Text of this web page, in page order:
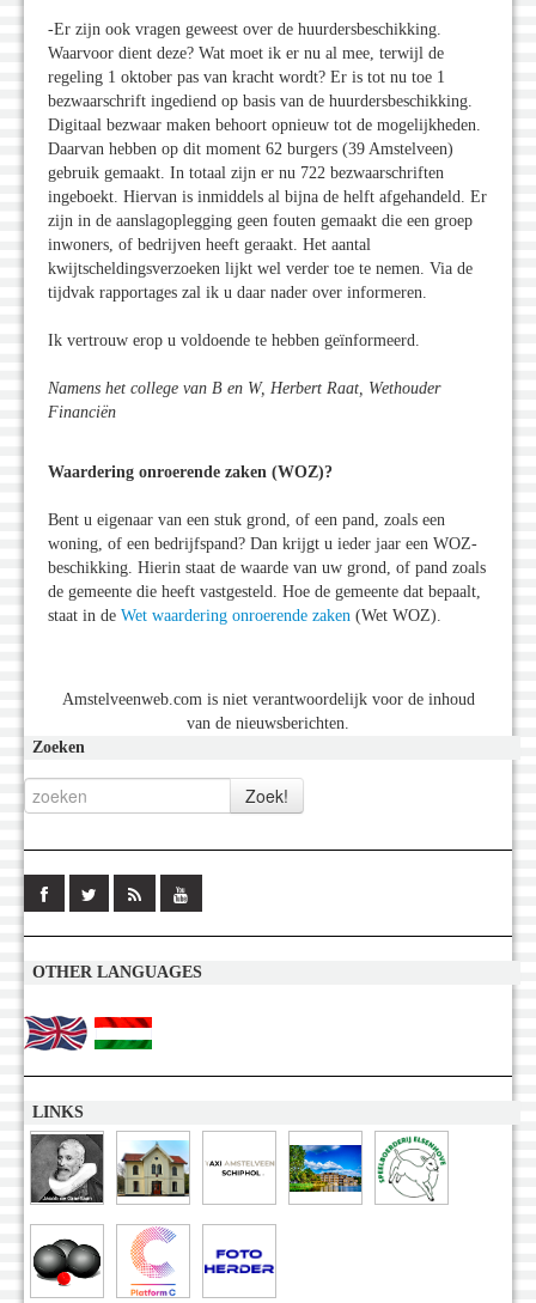
-Er zijn ook vragen geweest over de huurdersbeschikking.
Waarvoor dient deze? Wat moet ik er nu al mee, terwijl de
regeling 1 oktober pas van kracht wordt? Er is tot nu toe 1
bezwaarschrift ingediend op basis van de huurdersbeschikking.
Digitaal bezwaar maken behoort opnieuw tot de mogelijkheden.
Daarvan hebben op dit moment 62 burgers (39 Amstelveen)
gebruik gemaakt. In totaal zijn er nu 722 bezwaarschriften
ingeboekt. Hiervan is inmiddels al bijna de helft afgehandeld. Er
zijn in de aanslagoplegging geen fouten gemaakt die een groep
inwoners, of bedrijven heeft geraakt. Het aantal
kwijtscheldingsverzoeken lijkt wel verder toe te nemen. Via de
tijdvak rapportages zal ik u daar nader over informeren.
Ik vertrouw erop u voldoende te hebben geïnformeerd.
Namens het college van B en W, Herbert Raat, Wethouder
Financiën
Waardering onroerende zaken (WOZ)?
Bent u eigenaar van een stuk grond, of een pand, zoals een
woning, of een bedrijfspand? Dan krijgt u ieder jaar een WOZ-
beschikking. Hierin staat de waarde van uw grond, of pand zoals
de gemeente die heeft vastgesteld. Hoe de gemeente dat bepaalt,
staat in de Wet waardering onroerende zaken (Wet WOZ).
Amstelveenweb.com is niet verantwoordelijk voor de inhoud
van de nieuwsberichten.
Zoeken
OTHER LANGUAGES
LINKS